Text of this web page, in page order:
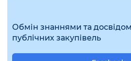
Обмін знаннями та
публічних закупівель